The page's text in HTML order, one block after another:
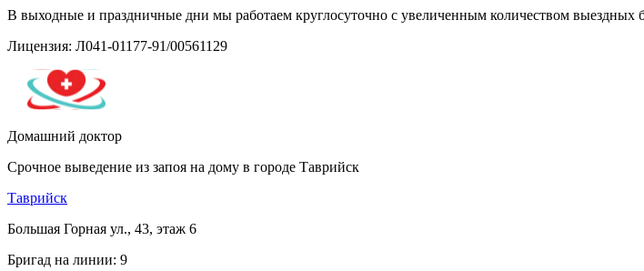
В выходные и праздничные дни мы работаем круглосуточно с увеличенным количеством выездных
Лицензия: Л041-01177-91/00561129
Домашний доктор
Срочное выведение из запоя на дому в городе Таврийск
Таврийск
Большая Горная ул., 43, этаж 6
Бригад на линии: 9